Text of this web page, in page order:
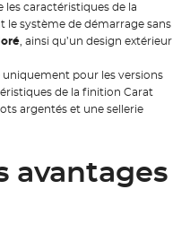
les caractéristiques de la
système de démarrage sans
, ainsi qu’un design extérieur
uniquement pour les versions
de la finition Carat
argentés et une sellerie
avantages